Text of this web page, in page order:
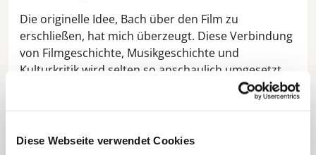
Diese Webseite verwendet Cookies
Die originelle Idee, Bach über den Film zu
erschließen, hat mich überzeugt. Diese Verbindung
von Filmgeschichte, Musikgeschichte und
Kulturkritik wird selten so anschaulich umgesetzt.
Die vielen Beispiele, Hintergrundinformationen und
Gespräche machen das Buch lebendig und greifbar.
Klischees und ideologischen Bach-Bildern ist sehr